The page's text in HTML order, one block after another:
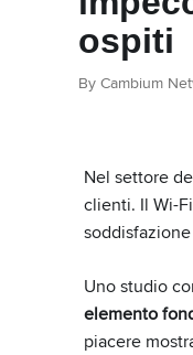
ospiti
By Cambium
Nel settore
clienti. Il Wi-
Uno studio
elemento
piacere